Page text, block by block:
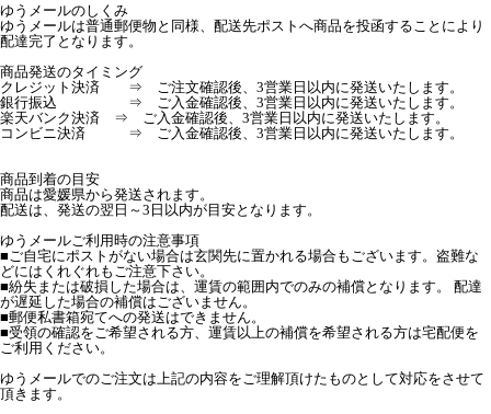
ゆうメールのしくみ
ゆうメールは普通郵便物と同様、配送先ポストへ商品を投函することにより
配達完了となります。
商品発送のタイミング
クレジット決済 ⇒ ご注文確認後、3営業日以内に発送いたします。
銀行振込 ⇒ ご入金確認後、3営業日以内に発送いたします。
楽天バンク決済 ⇒ ご入金確認後、3営業日以内に発送いたします。
コンビニ決済 ⇒ ご入金確認後、3営業日以内に発送いたします。
商品到着の目安
商品は愛媛県から発送されます。
配送は、発送の翌日～3日以内が目安となります。
ゆうメールご利用時の注意事項
■ご自宅にポストがない場合は玄関先に置かれる場合もございます。盗難な
どにはくれぐれもご注意下さい。
■紛失または破損した場合は、運賃の範囲内でのみの補償となります。 配達
が遅延した場合の補償はございません。
■郵便私書箱宛てへの発送はできません。
■受領の確認をご希望される方、運賃以上の補償を希望される方は宅配便を
ご利用ください。
ゆうメールでのご注文は上記の内容をご理解頂けたものとして対応をさせて
頂きます。